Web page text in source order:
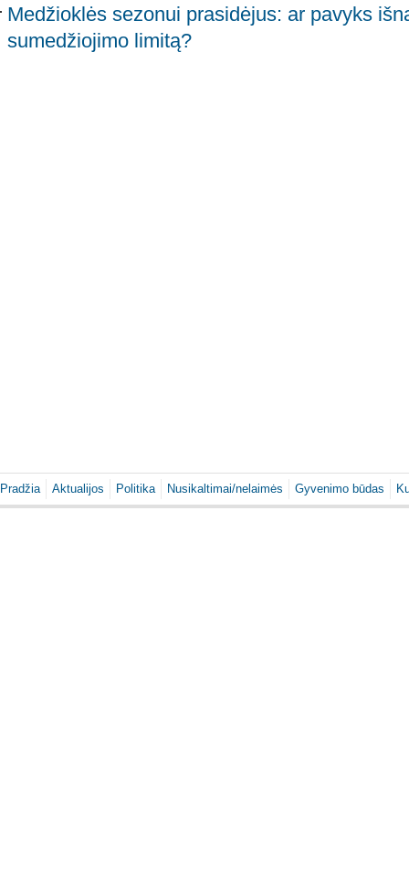
Medžioklės sezonui prasidėjus: ar pavyks
sumedžiojimo limitą?
Pradžia Aktualijos Politika Nusikaltimai/nelaimės Gyvenimo būdas